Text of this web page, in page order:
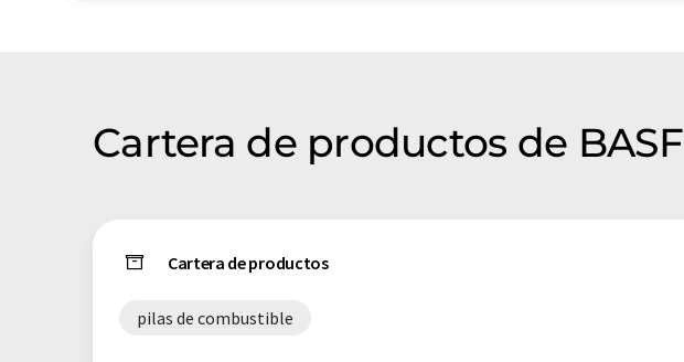
Cartera de productos de BASF
Cartera de productos
pilas de combustible